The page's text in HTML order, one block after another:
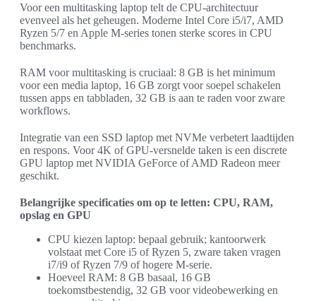
Voor een multitasking laptop telt de CPU-architectuur
evenveel als het geheugen. Moderne Intel Core i5/i7, AMD
Ryzen 5/7 en Apple M‑series tonen sterke scores in CPU
benchmarks.
RAM voor multitasking is cruciaal: 8 GB is het minimum
voor een media laptop, 16 GB zorgt voor soepel schakelen
tussen apps en tabbladen, 32 GB is aan te raden voor zware
workflows.
Integratie van een SSD laptop met NVMe verbetert laadtijden
en respons. Voor 4K of GPU-versnelde taken is een discrete
GPU laptop met NVIDIA GeForce of AMD Radeon meer
geschikt.
Belangrijke specificaties om op te letten: CPU, RAM,
opslag en GPU
CPU kiezen laptop: bepaal gebruik; kantoorwerk
volstaat met Core i5 of Ryzen 5, zware taken vragen
i7/i9 of Ryzen 7/9 of hogere M‑serie.
Hoeveel RAM: 8 GB basaal, 16 GB
toekomstbestendig, 32 GB voor videobewerking en